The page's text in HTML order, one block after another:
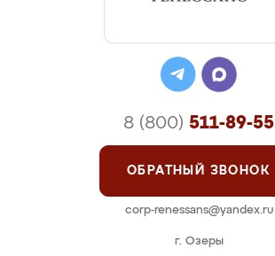
г. Озеры
8 (800) 511-89-55
ОБРАТНЫЙ ЗВОНОК
corp-renessans@yandex.ru